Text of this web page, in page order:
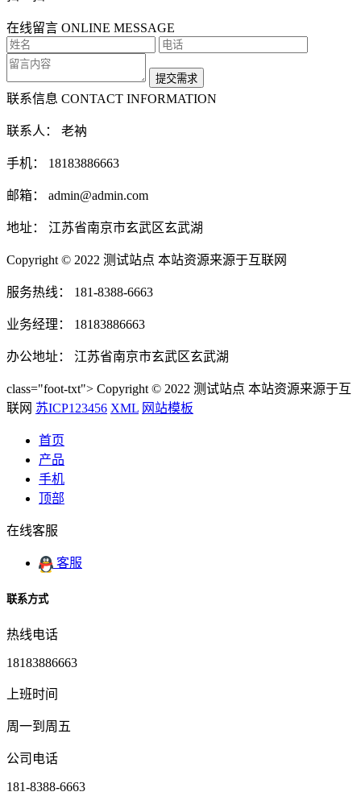
在线留言 ONLINE MESSAGE
联系信息 CONTACT INFORMATION
联系人： 老衲
手机： 18183886663
邮箱： admin@admin.com
地址： 江苏省南京市玄武区玄武湖
Copyright © 2022 测试站点 本站资源来源于互联网
服务热线： 181-8388-6663
业务经理： 18183886663
办公地址： 江苏省南京市玄武区玄武湖
class="foot-txt"> Copyright © 2022 测试站点 本站资源来源于互
联网 苏ICP123456 XML 网站模板
首页
产品
手机
顶部
在线客服
客服
联系方式
热线电话
18183886663
上班时间
周一到周五
公司电话
181-8388-6663